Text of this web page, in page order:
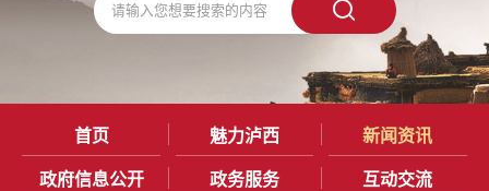
首页 魅力泸西 新闻资讯
政府信息公开 政务服务 互动交流